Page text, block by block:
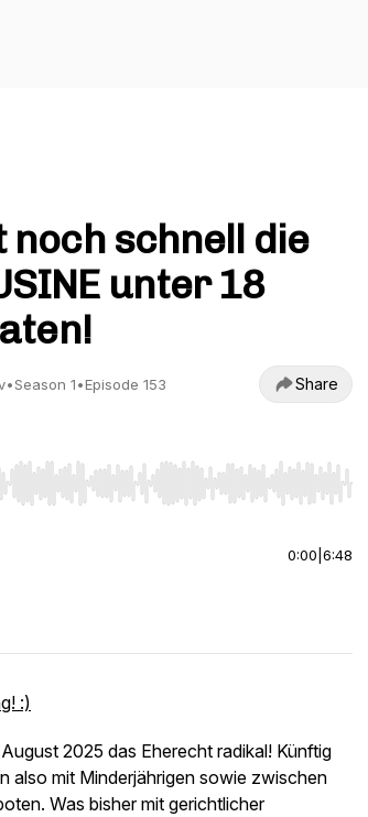
noch schnell die
unter 18
•Season 1•Episode 153 Share
to seek, Home/End to jump to start or end.
0:00 6:48
:)
2025 das Eherecht radikal! Künftig
also mit Minderjährigen sowie zwischen
Was bisher mit gerichtlicher